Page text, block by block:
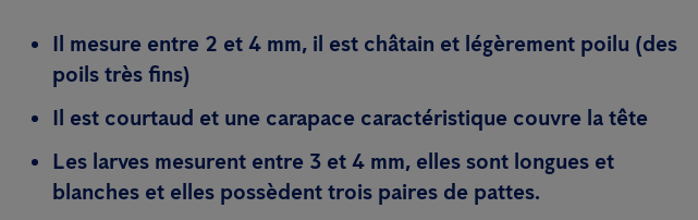
Il mesure entre 2 et 4 mm, il est châtain et légèrement poilu (des
poils très fins)
Il est courtaud et une carapace caractéristique couvre la tête
Les larves mesurent entre 3 et 4 mm, elles sont longues et
blanches et elles possèdent trois paires de pattes.